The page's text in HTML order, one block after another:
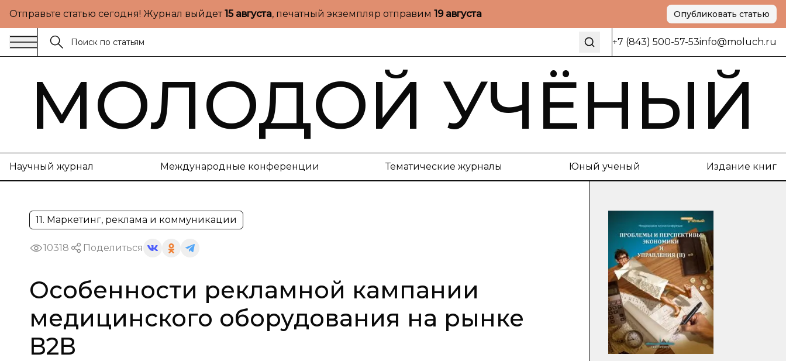
Отправьте статью сегодня! Журнал выйдет15 августа, печатный экземпляр отправим 19 августа Опубликовать статью
+7 (843) 500-57-53info@moluch.ru
МОЛОДОЙ УЧЁНЫЙ
Научный журнал Международные конференции Тематические журналы Юный ученый Издание книг
11. Маркетинг, реклама и коммуникации
10318 Поделиться
Особенности рекламной кампании
медицинского оборудования на рынке
В2В